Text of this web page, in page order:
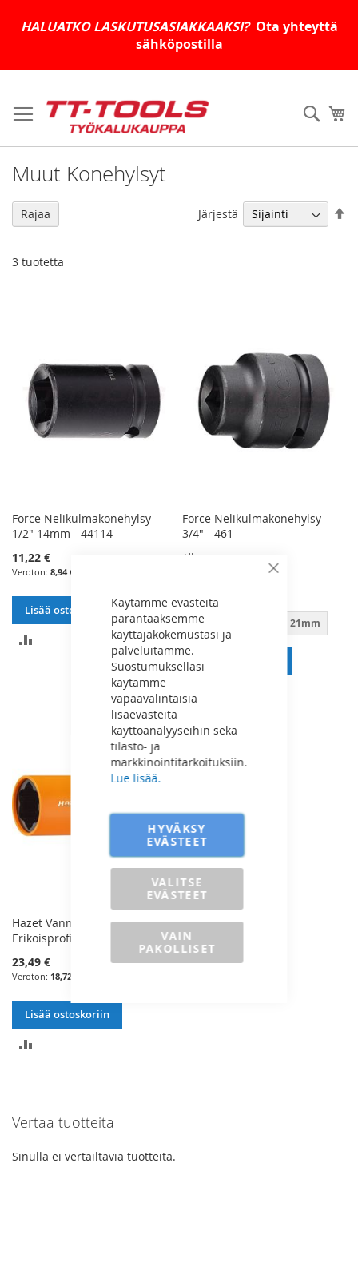
Sulje
Käytämme evästeitä
parantaaksemme
käyttäjäkokemustasi ja
palveluitamme.
Suostumuksellasi
käytämme
vapaavalintaisia
lisäevästeitä
käyttöanalyyseihin sekä
tilasto- ja
markkinointitarkoituksiin.
Lue lisää.
HYVÄKSY
EVÄSTEET
VALITSE
EVÄSTEET
VAIN
PAKOLLISET
HALUATKO LASKUTUSASIAKKAAKSI?Ota yhteyttä
sähköpostilla
to
Content
Haku
Muut Konehylsyt
3 tuotetta
Järjestä
Force Nelikulmakonehylsy
1/2" 14mm - 44114
11,22 €
8,94 €
Lisää ostoskoriin
Force Nelikulmakonehylsy
3/4" - 461
Alkaen
17mm 21mm
Lisää ostoskoriin
Hazet Vannehylsy 1/2" 21mm
Erikoisprofiili - 905SLG-21
23,49 €
18,72 €
Lisää ostoskoriin
Rajaa
Vertaa tuotteita
Sinulla ei vertailtavia tuotteita.